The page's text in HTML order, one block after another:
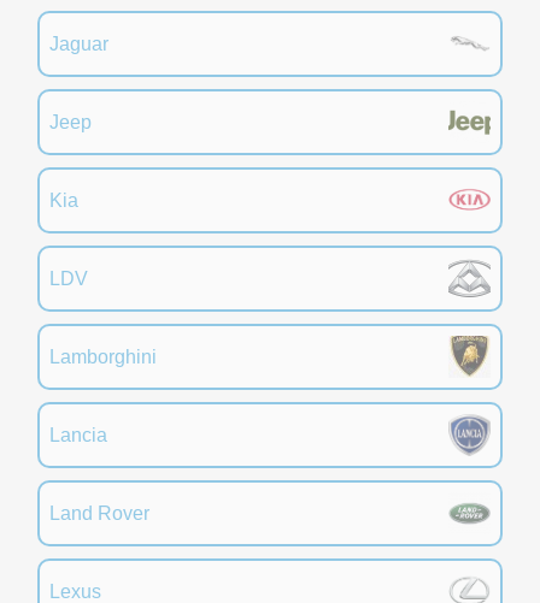
Jaguar
Jeep
Kia
LDV
Lamborghini
Lancia
Land Rover
Lexus